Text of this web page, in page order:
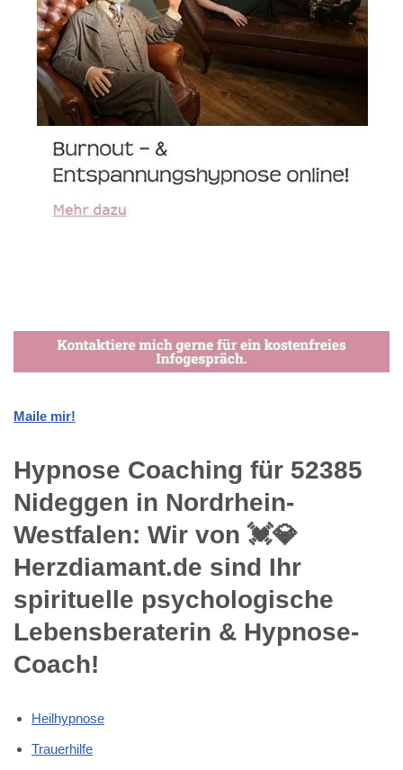
Maile mir!
Hypnose Coaching für 52385
Nideggen in Nordrhein-
Westfalen: Wir von 💓️💎
Herzdiamant.de sind Ihr
spirituelle psychologische
Lebensberaterin & Hypnose-
Coach!
Heilhypnose
Trauerhilfe